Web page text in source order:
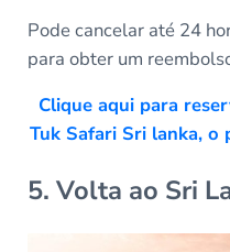
Pode cancelar até 24
para obter um
Clique aqui para
Tuk Safari Sri lanka,
5. Volta ao Sri